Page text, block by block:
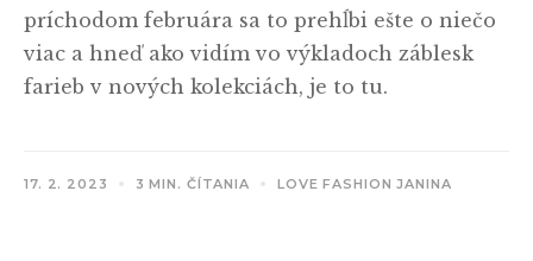
príchodom februára sa to prehĺbi ešte o niečo
viac a hneď ako vidím vo výkladoch záblesk
farieb v nových kolekciách, je to tu.
17. 2. 2023 3 MIN. ČÍTANIA LOVE FASHION JANINA